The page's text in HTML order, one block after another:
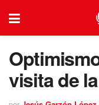
visita de